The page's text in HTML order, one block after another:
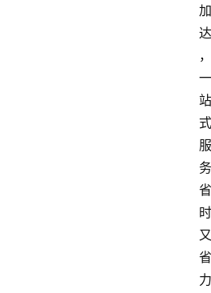
加
达
，
一
站
式
服
务
省
时
又
省
力